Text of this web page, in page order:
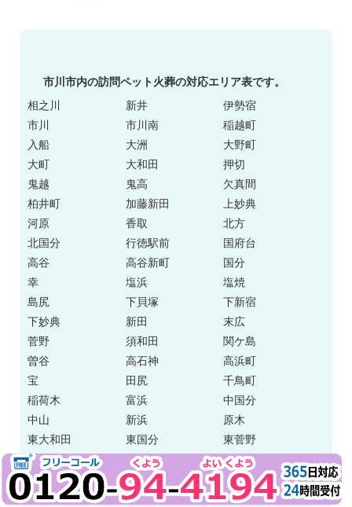
市川市内の訪問ペット火葬の対応エリア表です。
相之川
新井
伊勢宿
市川
市川南
稲越町
入船
大洲
大野町
大町
大和田
押切
鬼越
鬼高
欠真間
柏井町
加藤新田
上妙典
河原
香取
北方
北国分
行徳駅前
国府台
高谷
高谷新町
国分
幸
塩浜
塩焼
島尻
下貝塚
下新宿
下妙典
新田
末広
菅野
須和田
関ケ島
曽谷
高石神
高浜町
宝
田尻
千鳥町
稲荷木
富浜
中国分
中山
新浜
原木
東大和田
東国分
東菅野
東浜
日之出
平田
広尾
福栄
二子飛地
二俣
二俣新町 奉免町